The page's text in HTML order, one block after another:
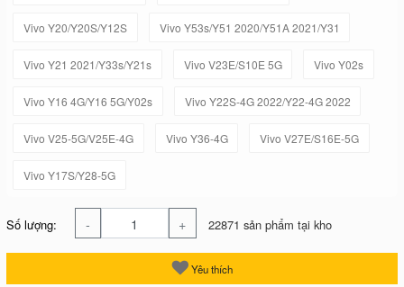
Vivo Y20/Y20S/Y12S Vivo Y53s/Y51 2020/Y51A 2021/Y31
Vivo Y21 2021/Y33s/Y21s Vivo V23E/S10E 5G Vivo Y02s
Vivo Y16 4G/Y16 5G/Y02s Vivo Y22S-4G 2022/Y22-4G 2022
Vivo V25-5G/V25E-4G Vivo Y36-4G Vivo V27E/S16E-5G
Vivo Y17S/Y28-5G
Số lượng: - + 22871 sản phẩm tại kho
Yêu thích